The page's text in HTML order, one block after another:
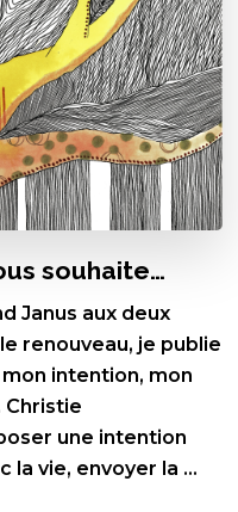
souhaite…
Janus aux deux
renouveau, je publie
intention, mon
Christie
une intention
la vie, envoyer la …